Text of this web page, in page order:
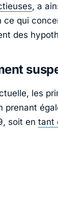
, a
qui
des
les
prenant
soit en tant